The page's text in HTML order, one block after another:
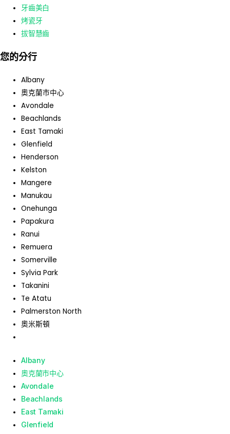
牙齒美白
烤瓷牙
拔智慧齒
您的分行
Albany
奧克蘭市中心
Avondale
Beachlands
East Tamaki
Glenfield
Henderson
Kelston
Mangere
Manukau
Onehunga
Papakura
Ranui
Remuera
Somerville
Sylvia Park
Takanini
Te Atatu
Palmerston North
奧米斯頓
Albany
奧克蘭市中心
Avondale
Beachlands
East Tamaki
Glenfield